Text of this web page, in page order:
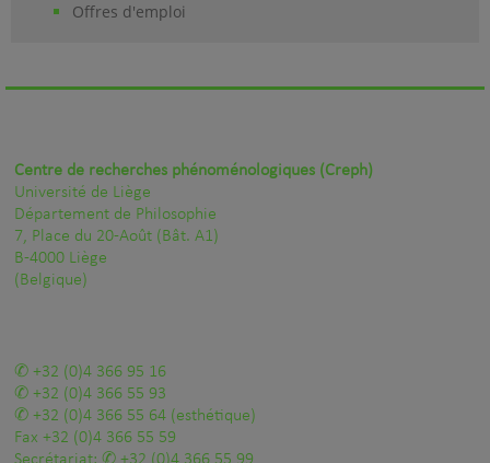
Offres d'emploi
Centre de recherches phénoménologiques (Creph)
Université de Liège
Département de Philosophie
7, Place du 20-Août (Bât. A1)
B-4000 Liège
(Belgique)
+32 (0)4 366 95 16
+32 (0)4 366 55 93
+32 (0)4 366 55 64 (esthétique)
Fax +32 (0)4 366 55 59